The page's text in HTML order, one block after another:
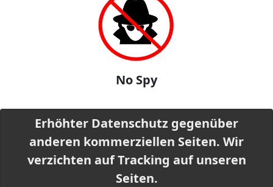
No Spy
Erhöhter Datenschutz gegenüber
anderen kommerziellen Seiten. Wir
verzichten auf Tracking auf unseren
Seiten.